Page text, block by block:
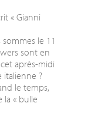
« Gianni
le 11
sont en
après-midi
italienne ?
le temps,
« bulle